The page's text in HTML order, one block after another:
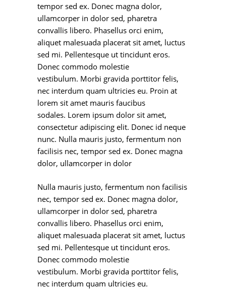
tempor sed ex. Donec magna dolor,
ullamcorper in dolor sed, pharetra
convallis libero. Phasellus orci enim,
aliquet malesuada placerat sit amet, luctus
sed mi. Pellentesque ut tincidunt eros.
Donec commodo molestie
vestibulum. Morbi gravida porttitor felis,
nec interdum quam ultricies eu. Proin at
lorem sit amet mauris faucibus
sodales. Lorem ipsum dolor sit amet,
consectetur adipiscing elit. Donec id neque
nunc. Nulla mauris justo, fermentum non
facilisis nec, tempor sed ex. Donec magna
dolor, ullamcorper in dolor
Nulla mauris justo, fermentum non facilisis
nec, tempor sed ex. Donec magna dolor,
ullamcorper in dolor sed, pharetra
convallis libero. Phasellus orci enim,
aliquet malesuada placerat sit amet, luctus
sed mi. Pellentesque ut tincidunt eros.
Donec commodo molestie
vestibulum. Morbi gravida porttitor felis,
nec interdum quam ultricies eu.